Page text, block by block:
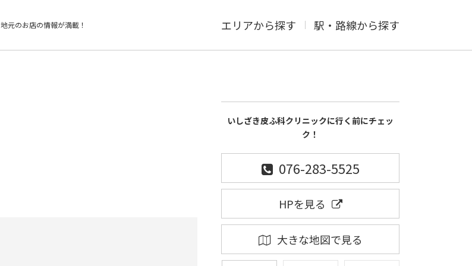
地元のお店の情報が満載！ エリアから探す 駅・路線から探す
いしざき皮ふ科クリニックに行く前にチェッ
ク！
076-283-5525
HPを見る
大きな地図で見る